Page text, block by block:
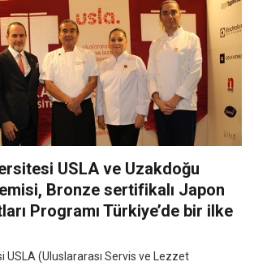
USLA ve Uzakdoğu
Bronze sertifikalı Japon
Programı Türkiye’de bir ilke
USLA (Uluslararası Servis ve Lezzet